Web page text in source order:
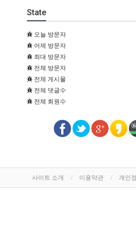
State
오늘 방문자
어제 방문자
최대 방문자
전체 방문자
전체 게시물
전체 댓글수
전체 회원수
사이트 소개 이용약관 개인